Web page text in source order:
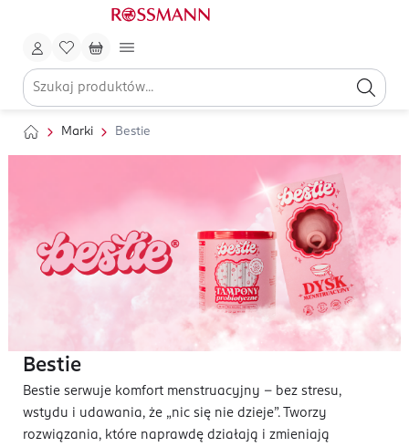
Marki Bestie
Bestie
Bestie serwuje komfort menstruacyjny - bez stresu,
wstydu i udawania, że „nic się nie dzieje”. Tworzy
rozwiązania, które naprawdę działają i zmieniają